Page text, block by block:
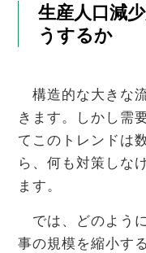
生産人口減
うするか
構造的な大きな
きます。しかし需
てこのトレンドは
ら、何も対策しな
ます。
では、どのよう
事の規模を縮小す